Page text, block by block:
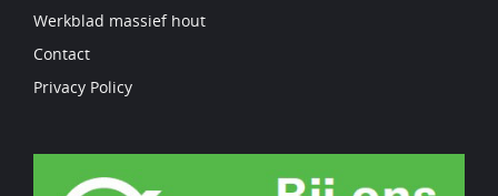
Werkblad massief hout
Contact
Privacy Policy